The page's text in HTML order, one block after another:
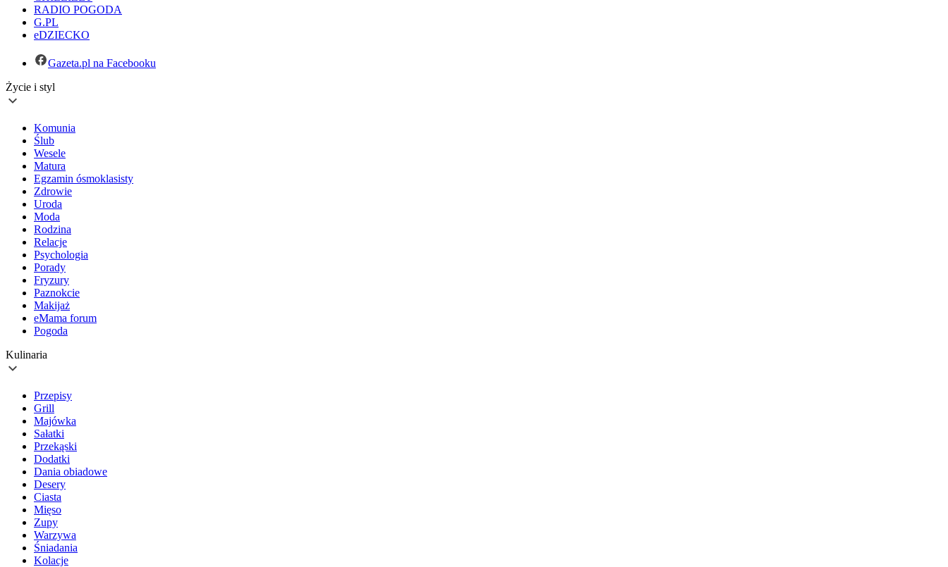
RADIO POGODA
G.PL
eDZIECKO
Gazeta.pl na Facebooku
Życie i styl
Komunia
Ślub
Wesele
Matura
Egzamin ósmoklasisty
Zdrowie
Uroda
Moda
Rodzina
Relacje
Psychologia
Porady
Fryzury
Paznokcie
Makijaż
eMama forum
Pogoda
Kulinaria
Przepisy
Grill
Majówka
Sałatki
Przekąski
Dodatki
Dania obiadowe
Desery
Ciasta
Mięso
Zupy
Warzywa
Śniadania
Kolacje